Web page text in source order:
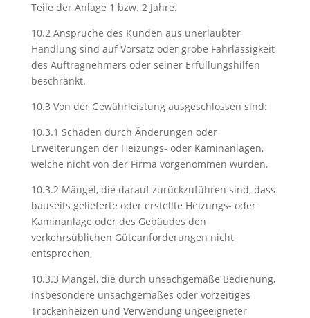
Teile der Anlage 1 bzw. 2 Jahre.
10.2 Ansprüche des Kunden aus unerlaubter
Handlung sind auf Vorsatz oder grobe Fahrlässigkeit
des Auftragnehmers oder seiner Erfüllungshilfen
beschränkt.
10.3 Von der Gewährleistung ausgeschlossen sind:
10.3.1 Schäden durch Änderungen oder
Erweiterungen der Heizungs- oder Kaminanlagen,
welche nicht von der Firma vorgenommen wurden,
10.3.2 Mängel, die darauf zurückzuführen sind, dass
bauseits gelieferte oder erstellte Heizungs- oder
Kaminanlage oder des Gebäudes den
verkehrsüblichen Güteanforderungen nicht
entsprechen,
10.3.3 Mängel, die durch unsachgemäße Bedienung,
insbesondere unsachgemäßes oder vorzeitiges
Trockenheizen und Verwendung ungeeigneter